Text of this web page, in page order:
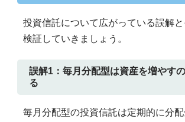
投資信託について広がっている誤解
検証していきましょう。
誤解1：毎月分配型は資産を増やす
る
毎月分配型の投資信託は定期的に分